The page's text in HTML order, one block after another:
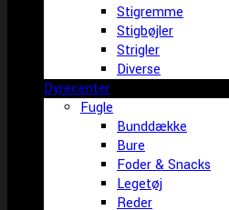
Stigremme
Stigbøjler
Strigler
Diverse
Dyrecenter
Fugle
Bunddække
Bure
Foder & Snacks
Legetøj
Reder